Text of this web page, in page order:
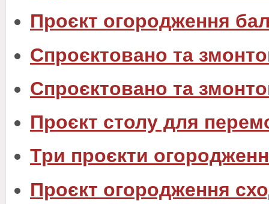
Проєкт огородження
Спроєктовано та
Спроєктовано та
Проєкт столу для
Три проєкти
Проєкт огородження